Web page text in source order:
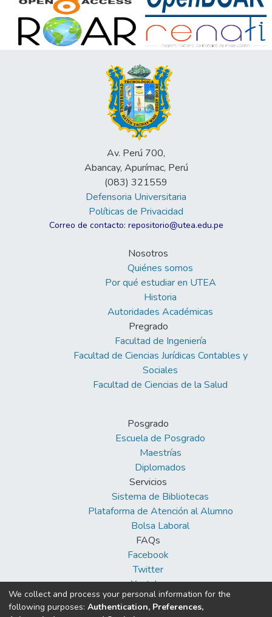
Av. Perú 700,
Abancay, Apurímac, Perú
(083) 321559
Defensoria Universitaria
Políticas de Privacidad
Correo de contacto: repositorio@utea.edu.pe
Nosotros
Quiénes somos
Por qué estudiar en UTEA
Historia
Autoridades Académicas
Pregrado
Facultad de Ingeniería
Facultad de Ciencias Jurídicas Contables y
Sociales
Facultad de Ciencias de la Salud
Posgrado
Escuela de Posgrado
Maestrías
Diplomados
Servicios
Sistema de Bibliotecas
Plataforma de Atención al Alumno
Bolsa Laboral
FAQs
Facebook
Twitter
Youtube
We collect and process your personal information for the
following purposes: Authentication, Preferences,